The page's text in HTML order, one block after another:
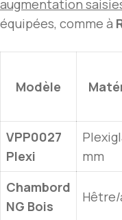
augmentation
équipées, comme à
Modèle
VPP0027
Plexi
mm
Chambord
NG Bois